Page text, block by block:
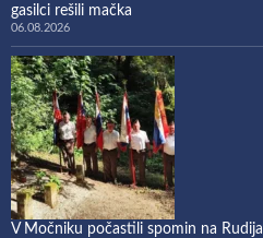
gasilci rešili mačka
06.08.2026
V Močniku počastili spomin na